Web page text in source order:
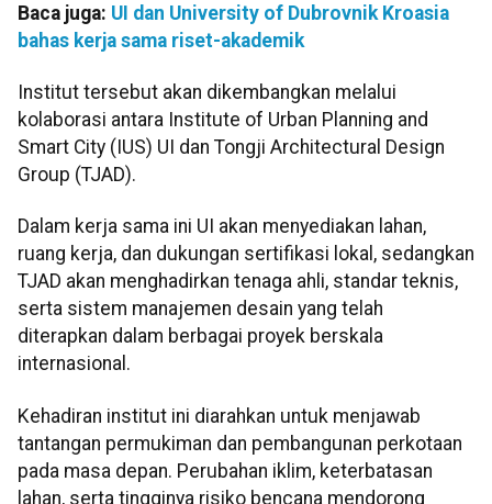
Baca juga: UI dan University of Dubrovnik Kroasia
bahas kerja sama riset-akademik
Institut tersebut akan dikembangkan melalui
kolaborasi antara Institute of Urban Planning and
Smart City (IUS) UI dan Tongji Architectural Design
Group (TJAD).
Dalam kerja sama ini UI akan menyediakan lahan,
ruang kerja, dan dukungan sertifikasi lokal, sedangkan
TJAD akan menghadirkan tenaga ahli, standar teknis,
serta sistem manajemen desain yang telah
diterapkan dalam berbagai proyek berskala
internasional.
Kehadiran institut ini diarahkan untuk menjawab
tantangan permukiman dan pembangunan perkotaan
pada masa depan. Perubahan iklim, keterbatasan
lahan, serta tingginya risiko bencana mendorong